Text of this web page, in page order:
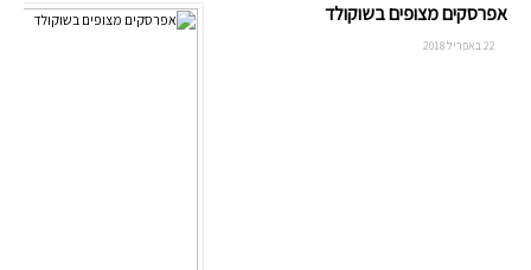
אפרסקים מצופים בשוקולד
22 באפריל 2018